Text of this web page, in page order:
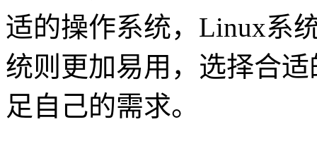
适的操作系统，Linux系
统则更加易用，选择合
足自己的需求。